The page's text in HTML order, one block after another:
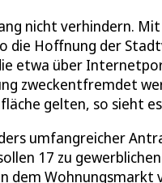
nicht verhindern.
die Hoffnung der
etwa über
zweckentfremdet
gelten, so sieht
umfangreicher
17 zu
dem Wohnungsmarkt